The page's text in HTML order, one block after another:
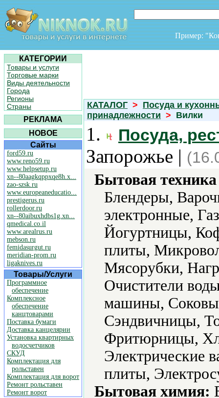
Пример:
КАТЕГОРИИ
Товары и услуги
Торговые марки
Виды деятельности
Города
Регионы
Страны
РЕКЛАМА
НОВОЕ
Сайты
ford59.ru
www.reno59.ru
www.helpsetup.ru
xn--80aagkqppxqe8h.x...
zao-szsk.ru
www.europeaneducatio...
prestigerus.ru
rollerdoor.ru
xn--80aibuxhdbs1g.xn...
qmedical.co.il
www.arealrus.ru
mebson.ru
femidasurgut.ru
meridian-prom.ru
ligaknives.ru
Товары/Услуги
Программное
обеспечение
Комплексное
обеспечение
канцтоварами
Поставка бумаги
Доставка канцелярии
Установка квартирных
водосчетчиков
СКУД
Комплектация для
рольставен
Комплектация для ворот
Ремонт рольставен
Ремонт ворот
КАТАЛОГ > Посуда и
принадлежности > Вилки
1. Посуда,
Запорожье |
Бытовая
Блендеры,
электронные,
Йогуртницы,
плиты,
Мясорубки,
Очистители
машины,
Сэндвичницы,
Фритюрницы,
Электрические
плиты,
Бытовая химия: